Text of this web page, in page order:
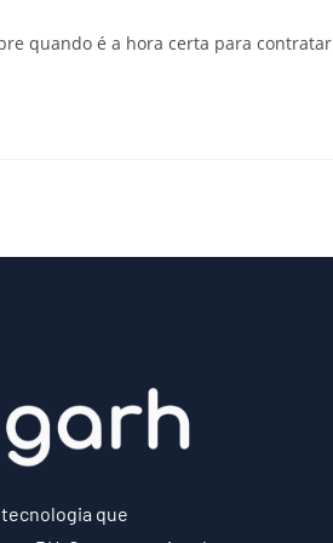
quando é a hora certa para
que